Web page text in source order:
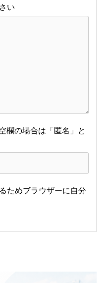
ためブラウザーに自分